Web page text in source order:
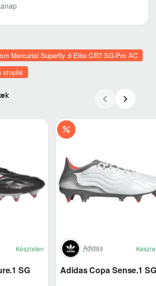
Mercurial Superfly 9 Elite CR7 SG-Pro AC
stoplis
Készleten
SG
Adidas
Adidas Copa Sense.1 SG